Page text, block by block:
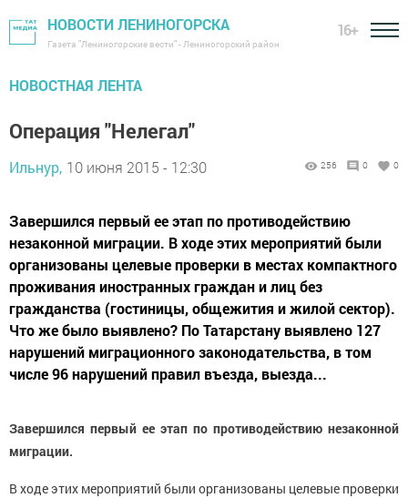
НОВОСТИ ЛЕНИНОГОРСКА
Газета "Лениногорские вести" - Лениногорский район
16+
НОВОСТНАЯ ЛЕНТА
Операция "Нелегал"
Ильнур, 10 июня 2015 - 12:30 256 0 0
Завершился первый ее этап по противодействию
незаконной миграции. В ходе этих мероприятий были
организованы целевые проверки в местах компактного
проживания иностранных граждан и лиц без
гражданства (гостиницы, общежития и жилой сектор).
Что же было выявлено? По Татарстану выявлено 127
нарушений миграционного законодательства, в том
числе 96 нарушений правил въезда, выезда...
Завершился первый ее этап по противодействию незаконной
миграции.
В ходе этих мероприятий были организованы целевые проверки